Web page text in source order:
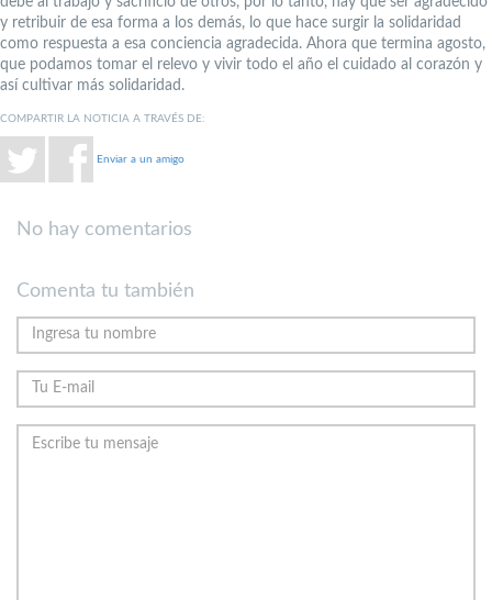
y retribuir de esa forma a los demás, lo que hace surgir la solidaridad
como respuesta a esa conciencia agradecida. Ahora que termina agosto,
que podamos tomar el relevo y vivir todo el año el cuidado al corazón y
así cultivar más solidaridad.
COMPARTIR LA NOTICIA A TRAVÉS DE:
Enviar a un amigo
No hay comentarios
Comenta tu también